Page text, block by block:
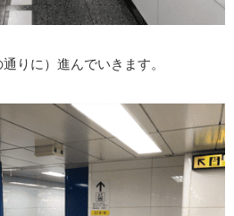
通りに）進んでいきます。